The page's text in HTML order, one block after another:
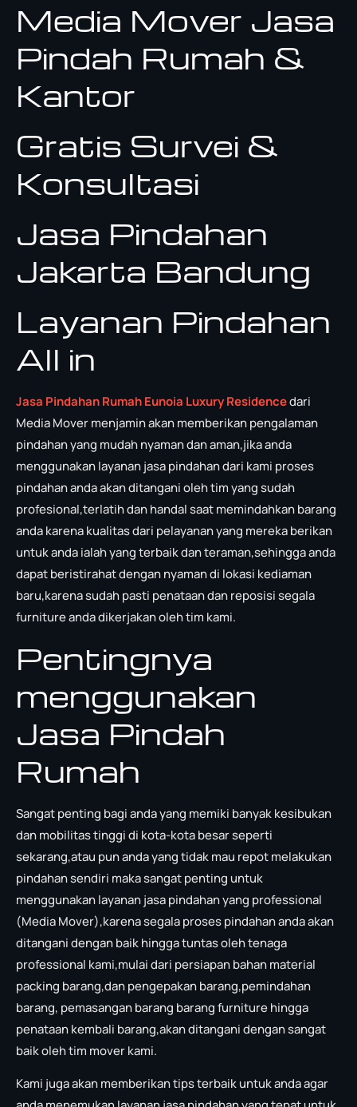
Media Mover Jasa
Pindah Rumah &
Kantor
Gratis Survei &
Konsultasi
Jasa Pindahan
Jakarta Bandung
Layanan Pindahan
All in
Jasa Pindahan Rumah Eunoia Luxury Residencedari
Media Mover menjamin akan memberikan pengalaman
pindahan yang mudah nyaman dan aman,jika anda
menggunakan layanan jasa pindahan dari kami proses
pindahan anda akan ditangani oleh tim yang sudah
profesional,terlatih dan handal saat memindahkan barang
anda karena kualitas dari pelayanan yang mereka berikan
untuk anda ialah yang terbaik dan teraman,sehingga anda
dapat beristirahat dengan nyaman di lokasi kediaman
baru,karena sudah pasti penataan dan reposisi segala
furniture anda dikerjakan oleh tim kami.
Pentingnya
menggunakan
Jasa Pindah
Rumah
Sangat penting bagi anda yang memiki banyak kesibukan
dan mobilitas tinggi di kota-kota besar seperti
sekarang,atau pun anda yang tidak mau repot melakukan
pindahan sendiri maka sangat penting untuk
menggunakan layanan jasa pindahan yang professional
(Media Mover),karena segala proses pindahan anda akan
ditangani dengan baik hingga tuntas oleh tenaga
professional kami,mulai dari persiapan bahan material
packing barang,dan pengepakan barang,pemindahan
barang, pemasangan barang barang furniture hingga
penataan kembali barang,akan ditangani dengan sangat
baik oleh tim mover kami.
Kami juga akan memberikan tips terbaik untuk anda agar